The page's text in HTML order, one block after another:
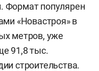
Формат популярен
«Новастроя» в
метров, уже
91,8 тыс.
строительства.